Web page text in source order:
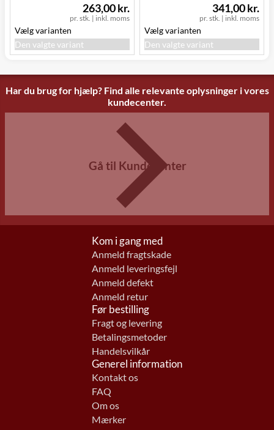
pr. stk. | inkl. moms
263,00 kr.
Vælg varianten
Den valgte variant
pr. stk. | inkl. moms
341,00 kr.
Vælg varianten
Den valgte variant
Har du brug for hjælp? Find alle relevante oplysninger i vores
kundecenter.
Gå til Kundecenter
Kom i gang med
Anmeld fragtskade
Anmeld leveringsfejl
Anmeld defekt
Anmeld retur
Før bestilling
Fragt og levering
Betalingsmetoder
Handelsvilkår
Generel information
Kontakt os
FAQ
Om os
Mærker